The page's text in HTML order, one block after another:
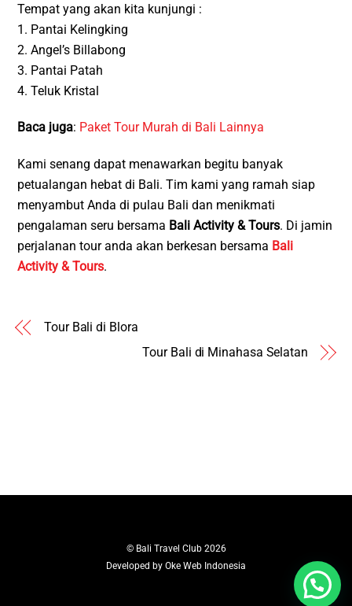
Tempat yang akan kita kunjungi :
1. Pantai Kelingking
2. Angel’s Billabong
3. Pantai Patah
4. Teluk Kristal
Baca juga: Paket Tour Murah di Bali Lainnya
Kami senang dapat menawarkan begitu banyak
petualangan hebat di Bali. Tim kami yang ramah siap
menyambut Anda di pulau Bali dan menikmati
pengalaman seru bersama Bali Activity & Tours. Di jamin
perjalanan tour anda akan berkesan bersama Bali
Activity & Tours.
Tour Bali di Blora
Tour Bali di Minahasa Selatan
© Bali Travel Club2026
Developed by Oke Web Indonesia